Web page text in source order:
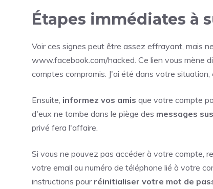
Étapes immédiates à
Voir ces signes peut être assez effrayant, mais
www.facebook.com/hacked. Ce lien vous mène
comptes compromis. J'ai été dans votre
Ensuite, informez vos amis que votre compte
d'eux ne tombe dans le piège des messages
privé fera l'affaire.
Si vous ne pouvez pas accéder à votre compte,
votre email ou numéro de téléphone lié à votre
instructions pour réinitialiser votre mot de